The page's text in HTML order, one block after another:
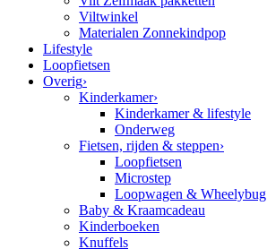
Viltwinkel
Materialen Zonnekindpop
Lifestyle
Loopfietsen
Overig›
Kinderkamer›
Kinderkamer & lifestyle
Onderweg
Fietsen, rijden & steppen›
Loopfietsen
Microstep
Loopwagen & Wheelybug
Baby & Kraamcadeau
Kinderboeken
Knuffels